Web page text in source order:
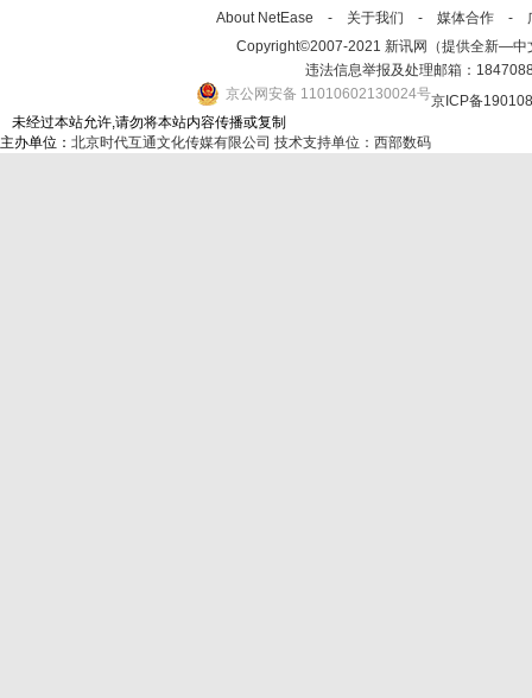
About NetEase - 关于我们 - 媒体合作 -
Copyright©2007-2021 新讯网（提供全新—中
违法信息举报及处理邮箱：
京公网安备 11010602130024号京ICP备
未经过本站允许,请勿将本站内容传播或复制
主办单位： 北京时代互通文化传媒有限公司 技术支持单位：西部数码